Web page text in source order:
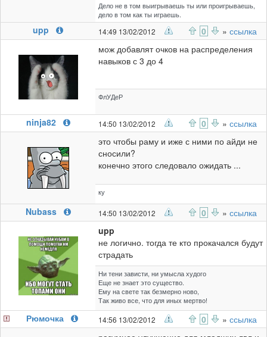
Дело не в том выигрываешь ты или проигрываешь,
дело в том как ты играешь.
upp 14:49 13/02/2012 0 » ссылка
мож добавлят очков на распределения
навыков с 3 до 4
ФлУДеР
ninja82 14:50 13/02/2012 0 » ссылка
это чтобы раму и иже с ними по айди не
сносили?
конечно этого следовало ожидать ...
ку
Nubass 14:50 13/02/2012 0 » ссылка
upp
не логично. тогда те кто прокачался будут
страдать
Ни тени зависти, ни умысла худого
Еще не знает это существо.
Ему на свете так безмерно ново,
Так живо все, что для иных мертво!
Рюмочка 14:56 13/02/2012 0 » ссылка